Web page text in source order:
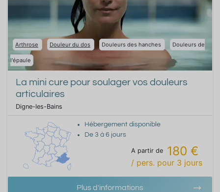
Arthrose Douleur du dos Douleurs des hanches Douleurs de
l'épaule
La mini cure pour soulager vos douleurs
articulaires
Digne-les-Bains
Hébergement disponible
De 3 à 6 jours
A partir de 180 €
/ pers. pour 3 jours
Plus d'informations